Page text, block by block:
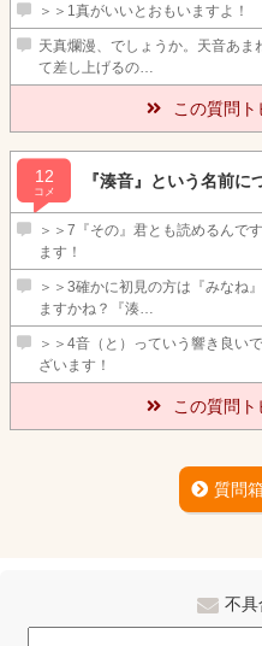
＞＞1真がいいとおもいますよ！
天真爛漫、でしょうか。天音あま
て差し上げるの…
この質問
12
コメ
『湊音』という名前に
＞＞7『その』君とも読めるんで
ます！
＞＞3確かに初見の方は『みなね
ますかね？『湊…
＞＞4音（と）っていう響き良い
ざいます！
この質問
質問
不具